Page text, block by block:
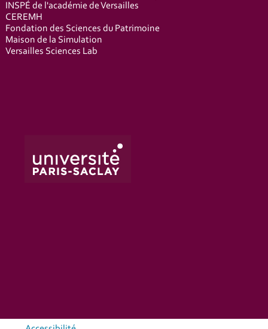
INSPÉ de l'académie de Versailles
CEREMH
Fondation des Sciences du Patrimoine
Maison de la Simulation
Versailles Sciences Lab